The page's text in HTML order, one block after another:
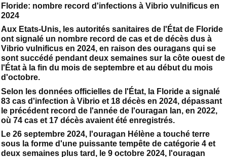
Floride: nombre record d'infections à Vibrio vulnificus en
2024
Aux Etats-Unis, les autorités sanitaires de l'État de Floride
ont signalé un nombre record de cas et de décès dus à
Vibrio vulnificus en 2024, en raison des ouragans qui se
sont succédé pendant deux semaines sur la côte ouest de
l'État à la fin du mois de septembre et au début du mois
d'octobre.
Selon les données officielles de l'État, la Floride a signalé
83 cas d'infection à Vibrio et 18 décès en 2024, dépassant
le précédent record de l'année de l'ouragan Ian, en 2022,
où 74 cas et 17 décès avaient été enregistrés.
Le 26 septembre 2024, l'ouragan Hélène a touché terre
sous la forme d'une puissante tempête de catégorie 4 et
deux semaines plus tard, le 9 octobre 2024, l'ouragan